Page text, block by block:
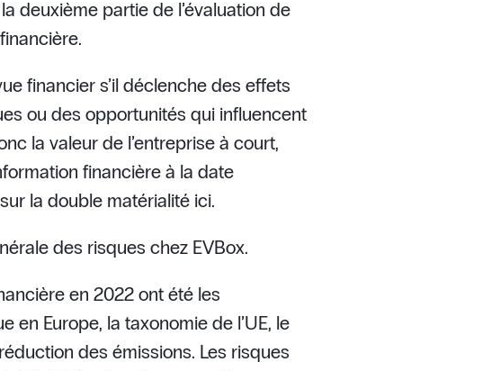
deuxième partie de l’évaluation de
financier s’il déclenche des effets
ou des opportunités qui influencent
la valeur de l’entreprise à court,
financière à la date
la double matérialité ici.
des risques chez EVBox.
en 2022 ont été les
en Europe, la taxonomie de l’UE, le
des émissions. Les risques